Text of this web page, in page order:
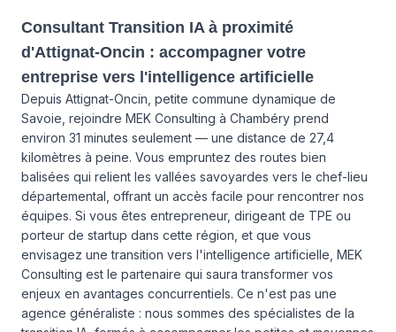
Consultant Transition IA à proximité
d'Attignat-Oncin : accompagner votre
entreprise vers l'intelligence artificielle
Depuis Attignat-Oncin, petite commune dynamique de
Savoie, rejoindre MEK Consulting à Chambéry prend
environ 31 minutes seulement — une distance de 27,4
kilomètres à peine. Vous empruntez des routes bien
balisées qui relient les vallées savoyardes vers le chef-lieu
départemental, offrant un accès facile pour rencontrer nos
équipes. Si vous êtes entrepreneur, dirigeant de TPE ou
porteur de startup dans cette région, et que vous
envisagez une transition vers l'intelligence artificielle, MEK
Consulting est le partenaire qui saura transformer vos
enjeux en avantages concurrentiels. Ce n'est pas une
agence généraliste : nous sommes des spécialistes de la